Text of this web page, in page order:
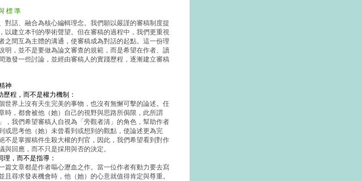
標 準
對話、融合為核心編輯理念。我們願以嚴謹的審稿制度提
以建立本刊的學術聲望。但在審稿的過程中，我們更重視
之間互為主體的溝通，使審稿成為對話的起點。這一份理
明，並不是要做為論文審查的規範，而是希望在作者、讀
激發一些討論，並經由審稿人的實踐歷程，逐漸建立審稿
神
歷程，而不是權力機制：
世界上沒有天生完美的事物，也沒有無懈可擊的論述。任
時，都會被他（她）自己的視野與思路所侷限，此所謂
，我們希望審稿人自視為「旁觀者清」的角色，幫助作者
或思考他（她）未曾看到或想到的觀點，使論述更為完
不是掌握稿件生殺大權的判官，因此，我們希望看到對作
與回應，而不只是採用與否的決定。
理，而不是指導：
篇文章都是作者嘔心瀝血之作。當一位作者有動力要去寫
且尋求發表機會時，他（她）的心意就值得肯定與尊重。